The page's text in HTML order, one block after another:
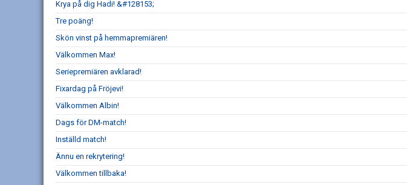
Krya på dig Hadi! &#128153;
Tre poäng!
Skön vinst på hemmapremiären!
Välkommen Max!
Seriepremiären avklarad!
Fixardag på Fröjevi!
Välkommen Albin!
Dags för DM-match!
Inställd match!
Ännu en rekrytering!
Välkommen tillbaka!